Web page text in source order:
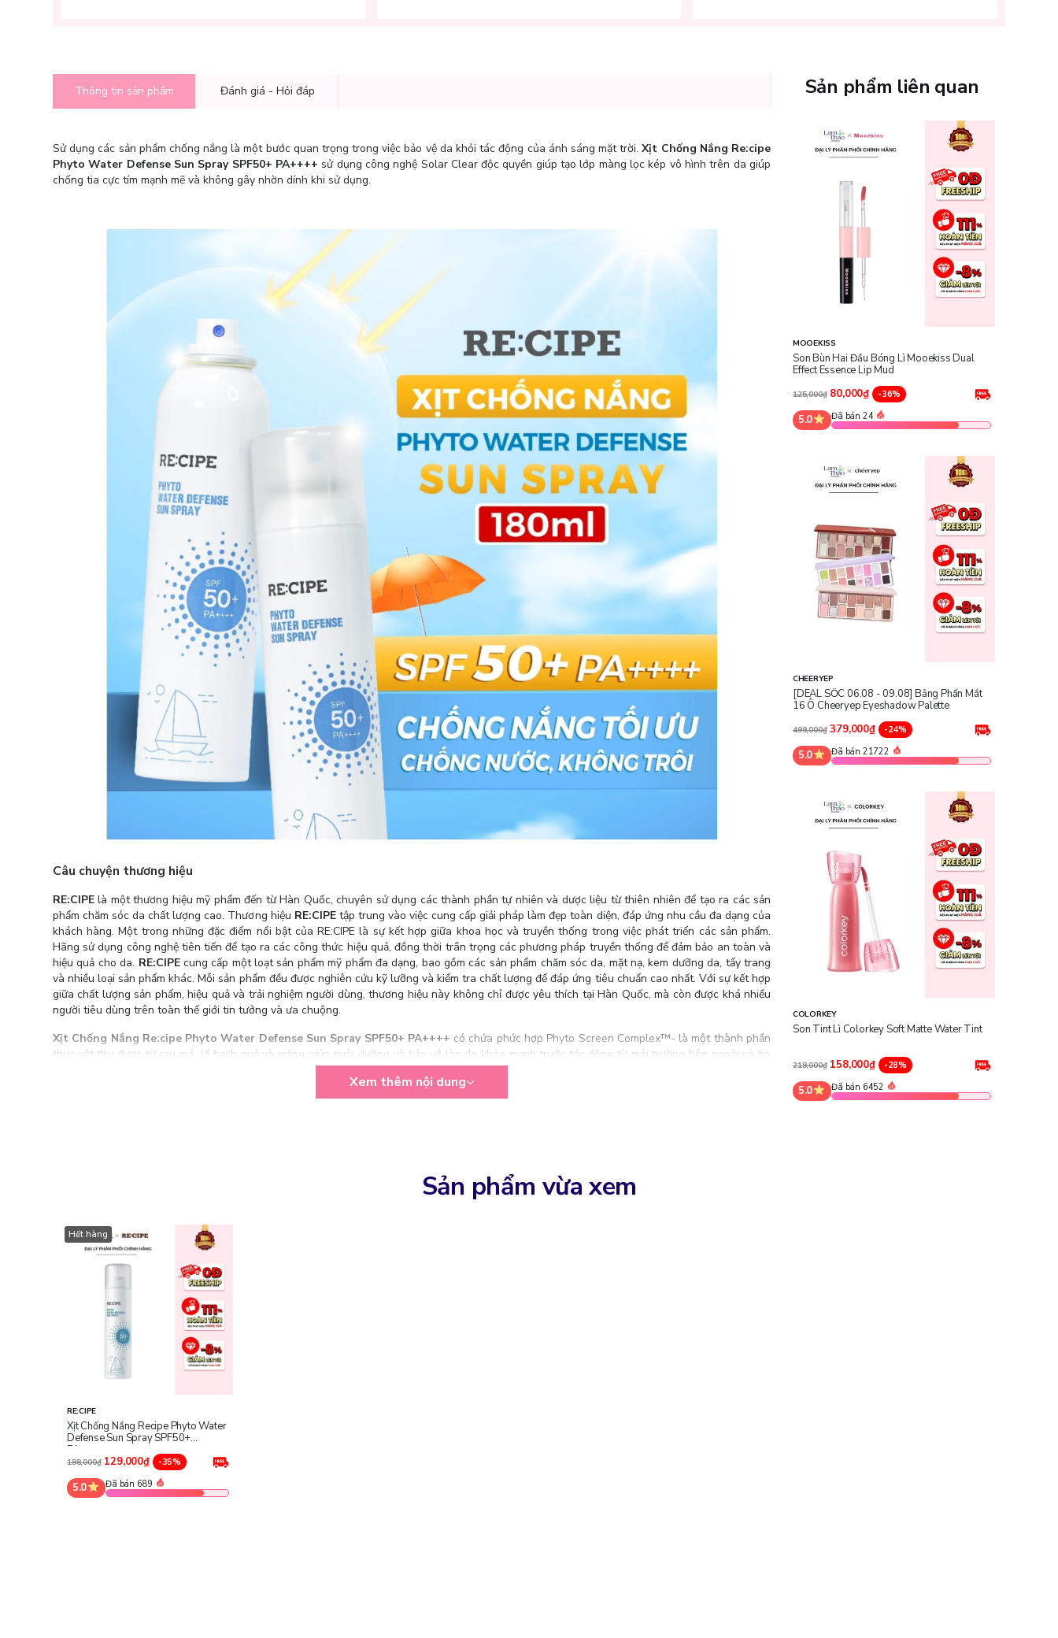
Thông tin sản phẩm Đánh giá - Hỏi đáp
Sử dụng các sản phẩm chống nắng là một bước quan trọng trong việc bảo vệ da khỏi tác động của ánh sáng mặt trời.Xịt Chống Nắng Re:cipe
Phyto Water Defense Sun Spray SPF50+ PA++++ sử dụng công nghệ Solar Clear độc quyền giúp tạo lớp màng lọc kép vô hình trên da giúp
chống tia cực tím mạnh mẽ và không gây nhờn dính khi sử dụng.
Câu chuyện thương hiệu
RE:CIPE là một thương hiệu mỹ phẩm đến từ Hàn Quốc, chuyên sử dụng các thành phần tự nhiên và dược liệu từ thiên nhiên để tạo ra các sản
phẩm chăm sóc da chất lượng cao. Thương hiệu RE:CIPEtập trung vào việc cung cấp giải pháp làm đẹp toàn diện, đáp ứng nhu cầu đa dạng của
khách hàng. Một trong những đặc điểm nổi bật của RE:CIPE là sự kết hợp giữa khoa học và truyền thống trong việc phát triển các sản phẩm.
Hãng sử dụng công nghệ tiên tiến để tạo ra các công thức hiệu quả, đồng thời trân trọng các phương pháp truyền thống để đảm bảo an toàn và
hiệu quả cho da. RE:CIPEcung cấp một loạt sản phẩm mỹ phẩm đa dạng, bao gồm các sản phẩm chăm sóc da, mặt nạ, kem dưỡng da, tẩy trang
và nhiều loại sản phẩm khác. Mỗi sản phẩm đều được nghiên cứu kỹ lưỡng và kiểm tra chất lượng để đáp ứng tiêu chuẩn cao nhất. Với sự kết hợp
giữa chất lượng sản phẩm, hiệu quả và trải nghiệm người dùng, thương hiệu này không chỉ được yêu thích tại Hàn Quốc, mà còn được khá nhiều
người tiêu dùng trên toàn thế giới tin tưởng và ưa chuộng.
Xịt Chống Nắng Re:cipe Phyto Water Defense Sun Spray SPF50+ PA++++ có chứa phức hợp Phyto Screen Complex™- là một thành phần
thực vật thu được từ rau má, lá bạch quả và măng giúp nuôi dưỡng và bảo vệ làn da khỏe mạnh trước tác động từ môi trường bên ngoài và tia
Xem thêm nội dung
Sản phẩm liên quan
MOOEKISS
Son Bùn Hai Đầu Bóng Lì Mooekiss Dual
Effect Essence Lip Mud
125,000₫ 80,000₫ -36%
5.0 Đã bán 24
CHEERYEP
[DEAL SỐC 06.08 - 09.08] Bảng Phấn Mắt
16 Ô Cheeryep Eyeshadow Palette
499,000₫ 379,000₫ -24%
5.0 Đã bán 21722
COLORKEY
Son Tint Lì Colorkey Soft Matte Water Tint
219,000₫ 158,000₫ -28%
5.0 Đã bán 6452
Sản phẩm vừa xem
Hết hàng
RE:CIPE
Xịt Chống Nắng Recipe Phyto Water
Defense Sun Spray SPF50+
PA++++
198,000₫ 129,000₫ -35%
5.0 Đã bán 689